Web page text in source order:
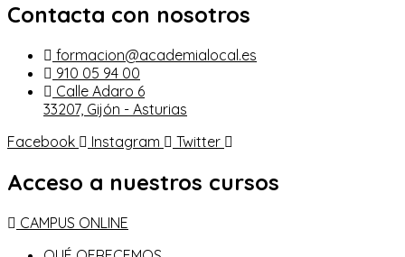
Contacta con nosotros
formacion@academialocal.es
910 05 94 00
Calle Adaro 6
33207, Gijón - Asturias
Facebook
Instagram Twitter
Acceso a nuestros cursos
CAMPUS ONLINE